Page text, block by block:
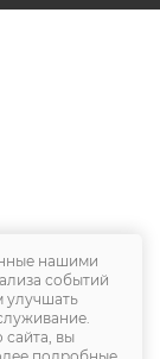
нашими
событий
улучшать
вы